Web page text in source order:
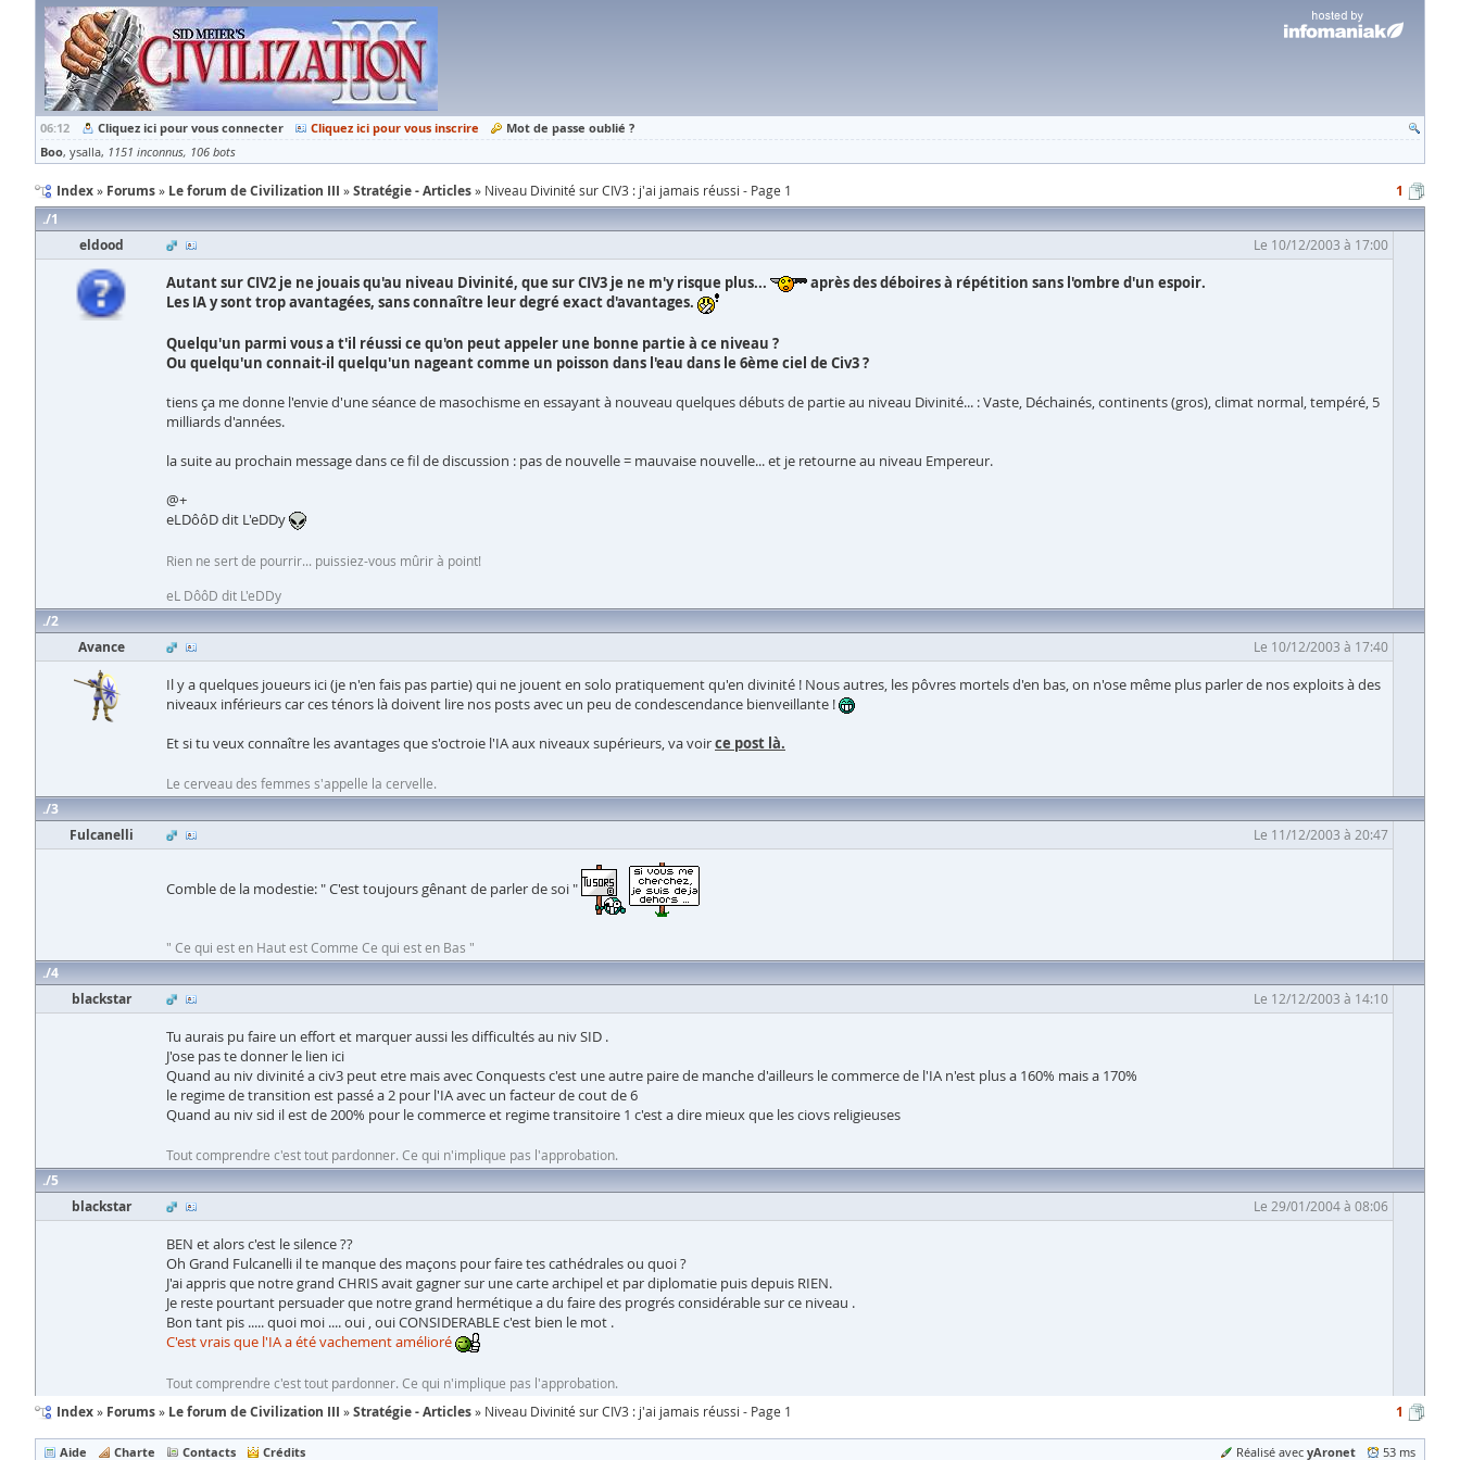
06:12 Cliquez ici pour vous connecter Cliquez ici pour vous inscrire
Mot de passe oublié ?
Boo ysalla 1151 inconnus 106 bots
Index Forums Le forum de Civilization III Stratégie - Articles Niveau Divinité sur CIV3 : j'ai jamais réussi - Page 1
1
1
eldood
Le 10/12/2003 à 17:00
Autant sur CIV2 je ne jouais qu'au niveau Divinité, que sur CIV3 je ne m'y risque plus...
après des déboires à répétition sans l'ombre d'un espoir.
Les IA y sont trop avantagées, sans connaître leur degré exact d'avantages.
Quelqu'un parmi vous a t'il réussi ce qu'on peut appeler une bonne partie à ce niveau ?
Ou quelqu'un connait-il quelqu'un nageant comme un poisson dans l'eau dans le 6ème ciel de Civ3 ?
tiens ça me donne l'envie d'une séance de masochisme en essayant à nouveau quelques débuts de partie au niveau Divinité... : Vaste, Déchainés, continents (gros), climat normal, tempéré, 5
milliards d'années.
la suite au prochain message dans ce fil de discussion : pas de nouvelle = mauvaise nouvelle... et je retourne au niveau Empereur.
@+
eLDôôD dit L'eDDy
Rien ne sert de pourrir... puissiez-vous mûrir à point!
eL DôôD dit L'eDDy
2
Avance
Le 10/12/2003 à 17:40
Il y a quelques joueurs ici (je n'en fais pas partie) qui ne jouent en solo pratiquement qu'en divinité ! Nous autres, les pôvres mortels d'en bas, on n'ose même plus parler de nos exploits à des
niveaux inférieurs car ces ténors là doivent lire nos posts avec un peu de condescendance bienveillante !
Et si tu veux connaître les avantages que s'octroie l'IA aux niveaux supérieurs, va voirce post là.
Le cerveau des femmes s'appelle la cervelle.
3
Fulcanelli
Le 11/12/2003 à 20:47
Comble de la modestie: " C'est toujours gênant de parler de soi "
" Ce qui est en Haut est Comme Ce qui est en Bas "
4
blackstar
Le 12/12/2003 à 14:10
Tu aurais pu faire un effort et marquer aussi les difficultés au niv SID .
J'ose pas te donner le lien ici
Quand au niv divinité a civ3 peut etre mais avec Conquests c'est une autre paire de manche d'ailleurs le commerce de l'IA n'est plus a 160% mais a 170%
le regime de transition est passé a 2 pour l'IA avec un facteur de cout de 6
Quand au niv sid il est de 200% pour le commerce et regime transitoire 1 c'est a dire mieux que les ciovs religieuses
Tout comprendre c'est tout pardonner. Ce qui n'implique pas l'approbation.
5
blackstar
Le 29/01/2004 à 08:06
BEN et alors c'est le silence ??
Oh Grand Fulcanelli il te manque des maçons pour faire tes cathédrales ou quoi ?
J'ai appris que notre grand CHRIS avait gagner sur une carte archipel et par diplomatie puis depuis RIEN.
Je reste pourtant persuader que notre grand hermétique a du faire des progrés considérable sur ce niveau .
Bon tant pis ..... quoi moi .... oui , oui CONSIDERABLE c'est bien le mot .
C'est vrais que l'IA a été vachement amélioré
Tout comprendre c'est tout pardonner. Ce qui n'implique pas l'approbation.
Index Forums Le forum de Civilization III Stratégie - Articles Niveau Divinité sur CIV3 : j'ai jamais réussi - Page 1 1
Aide Charte Contacts Crédits Réalisé avec yAronet 53 ms